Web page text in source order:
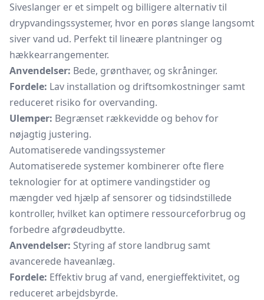
Siveslanger er et simpelt og billigere alternativ til
drypvandingssystemer, hvor en porøs slange langsomt
siver vand ud. Perfekt til lineære plantninger og
hækkearrangementer.
Anvendelser: Bede, grønthaver, og skråninger.
Fordele: Lav installation og driftsomkostninger samt
reduceret risiko for overvanding.
Ulemper: Begrænset rækkevidde og behov for
nøjagtig justering.
Automatiserede vandingssystemer
Automatiserede systemer kombinerer ofte flere
teknologier for at optimere vandingstider og
mængder ved hjælp af sensorer og tidsindstillede
kontroller, hvilket kan optimere ressourceforbrug og
forbedre afgrødeudbytte.
Anvendelser: Styring af store landbrug samt
avancerede haveanlæg.
Fordele: Effektiv brug af vand, energieffektivitet, og
reduceret arbejdsbyrde.